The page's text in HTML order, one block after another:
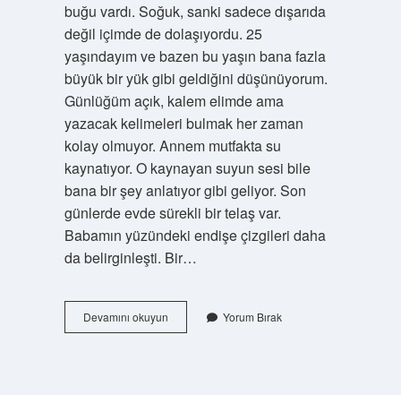
buğu vardı. Soğuk, sanki sadece dışarıda
değil içimde de dolaşıyordu. 25
yaşındayım ve bazen bu yaşın bana fazla
büyük bir yük gibi geldiğini düşünüyorum.
Günlüğüm açık, kalem elimde ama
yazacak kelimeleri bulmak her zaman
kolay olmuyor. Annem mutfakta su
kaynatıyor. O kaynayan suyun sesi bile
bana bir şey anlatıyor gibi geliyor. Son
günlerde evde sürekli bir telaş var.
Babamın yüzündeki endişe çizgileri daha
da belirginleşti. Bir…
Devamını okuyunSuyu
şekere
Yorum Bırak